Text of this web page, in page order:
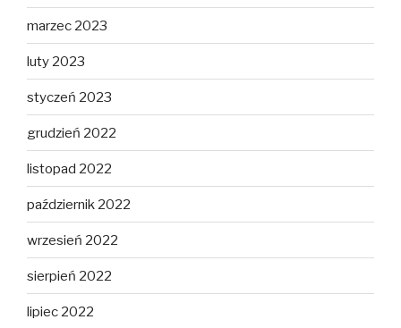
marzec 2023
luty 2023
styczeń 2023
grudzień 2022
listopad 2022
październik 2022
wrzesień 2022
sierpień 2022
lipiec 2022